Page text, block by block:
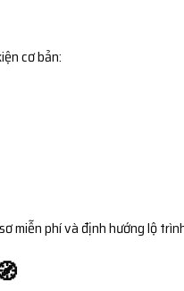
cơ bản:
miễn phí và định hướng lộ